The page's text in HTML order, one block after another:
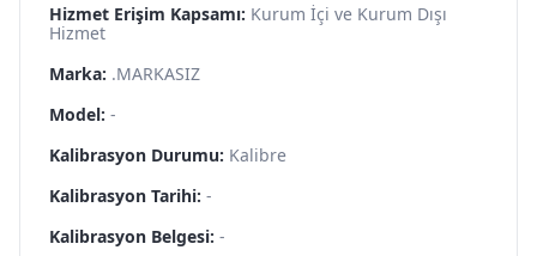
Hizmet Erişim Kapsamı: Kurum İçi ve Kurum Dışı
Hizmet
Marka: .MARKASIZ
Model: -
Kalibrasyon Durumu: Kalibre
Kalibrasyon Tarihi: -
Kalibrasyon Belgesi: -